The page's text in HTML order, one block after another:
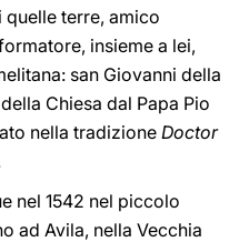
terre, amico
insieme a lei,
san Giovanni della
Chiesa dal Papa Pio
nella tradizioneDoctor
nel 1542 nel piccolo
ad Avila, nella Vecchia